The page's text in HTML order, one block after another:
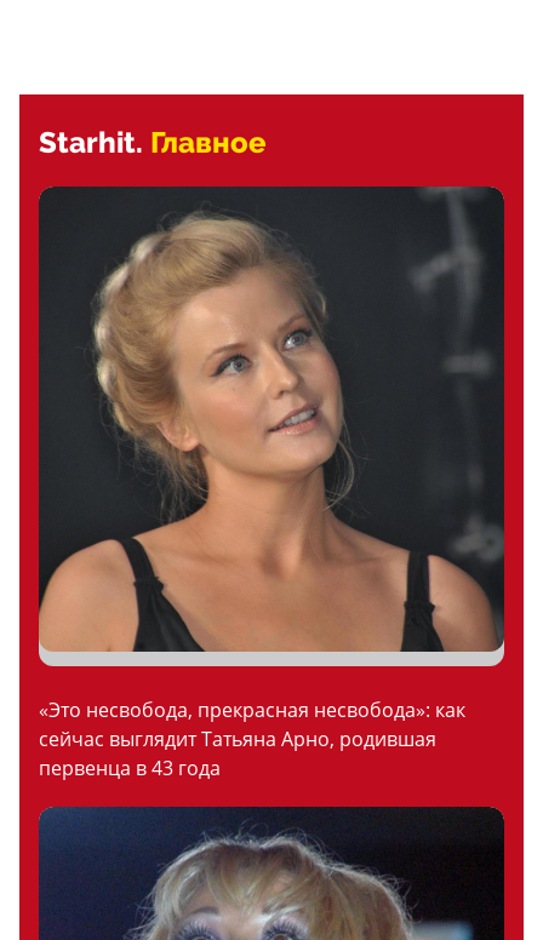
Starhit. Главное
«Это несвобода, прекрасная несвобода»: как
сейчас выглядит Татьяна Арно, родившая
первенца в 43 года